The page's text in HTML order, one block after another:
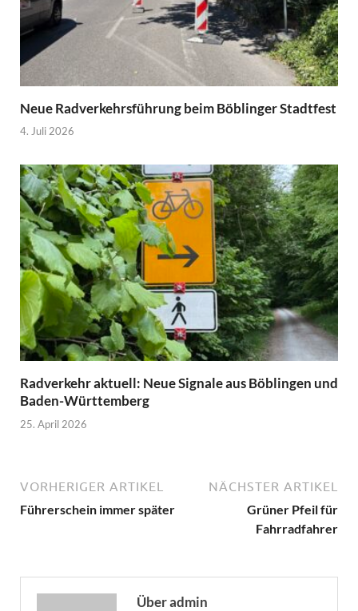
Neue Radverkehrsführung beim Böblinger Stadtfest
4. Juli 2026
Radverkehr aktuell: Neue Signale aus Böblingen und
Baden-Württemberg
25. April 2026
VORHERIGER ARTIKEL
Führerschein immer später
NÄCHSTER ARTIKEL
Grüner Pfeil für
Fahrradfahrer
Über admin